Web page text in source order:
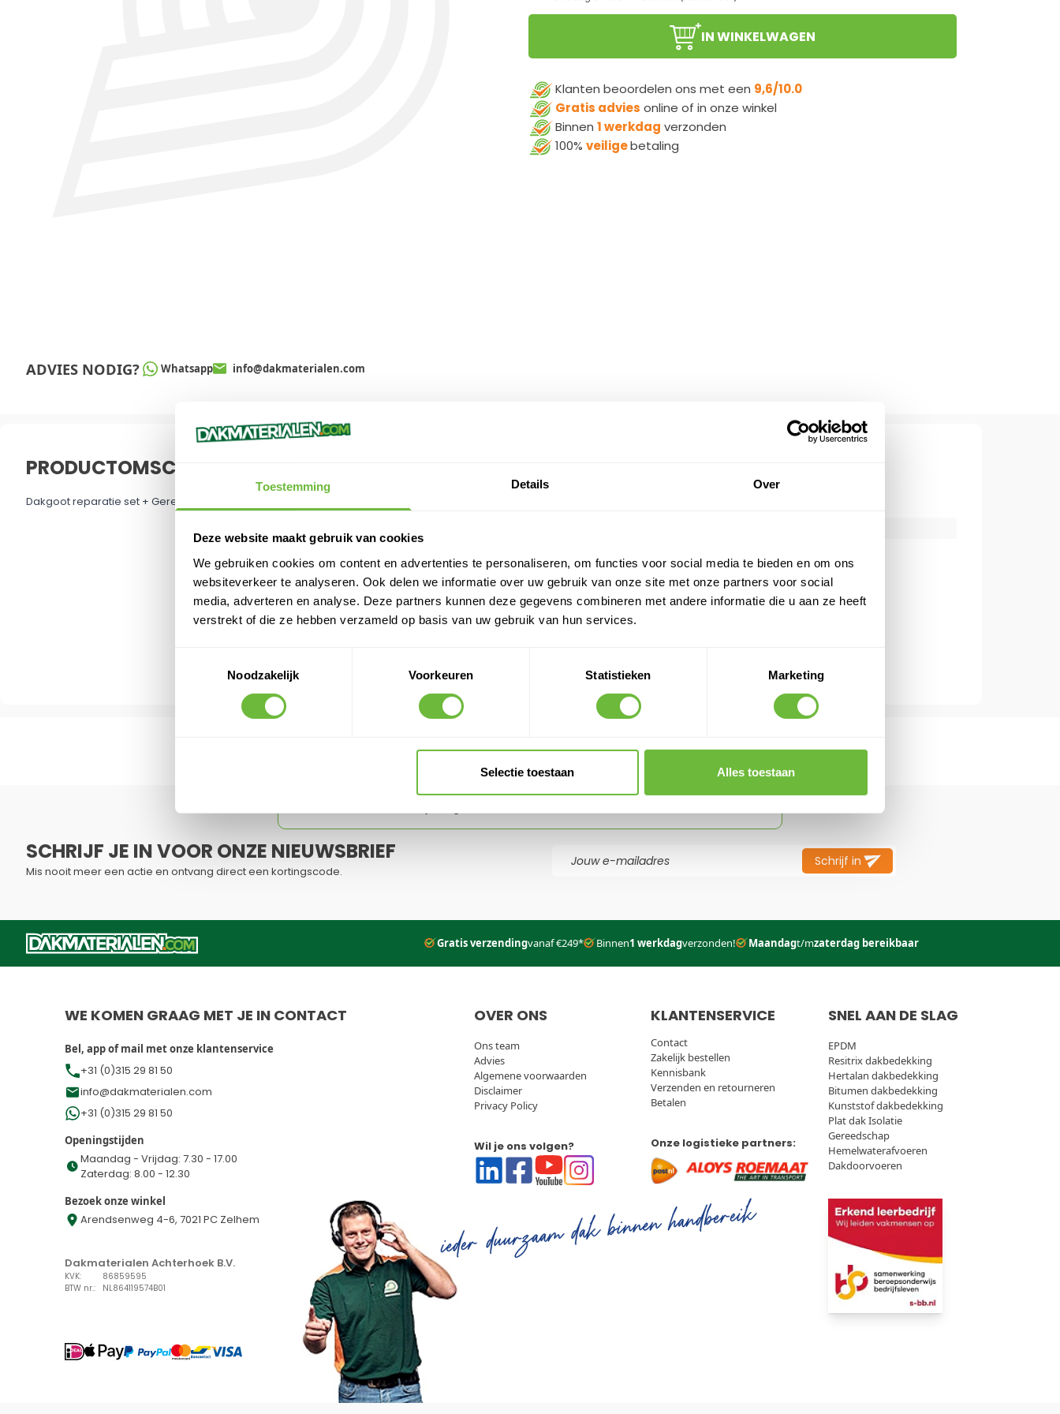
Toestemming Details Over
Deze website maakt gebruik van cookies
We gebruiken cookies om content en advertenties te personaliseren, om functies voor social media te bieden en om ons
websiteverkeer te analyseren. Ook delen we informatie over uw gebruik van onze site met onze partners voor social
media, adverteren en analyse. Deze partners kunnen deze gegevens combineren met andere informatie die u aan ze heeft
verstrekt of die ze hebben verzameld op basis van uw gebruik van hun services.
Noodzakelijk
Voorkeuren Statistieken Marketing
Selectie toestaan Alles toestaan
ADVIES NODIG? Whatsapp info@dakmaterialen.com
IN WINKELWAGEN
Klanten beoordelen ons met een 9,6/10.0
Gratis advies online of in onze winkel
Binnen 1 werkdag verzonden
100% veiligebetaling
PRODUCT QUESTIONS
PRODUCTOMSCHRIJVING
Dakgoot reparatie set + Gereedschap
5% KORTINGOP JE VOLGENDE ORDER
Schrijf je in voor onze nieuwsbrief en ontvang direct een code voor 5% korting op
SCHRIJF JE IN VOOR ONZE NIEUWSBRIEF
Mis nooit meer een actie en ontvang direct een kortingscode.
Schrijf in
Gratis verzendingvanaf €249* Binnen1 werkdagverzonden! Maandagt/mzaterdag bereikbaar
WE KOMEN GRAAG MET JE IN CONTACT
Bel, app of mail met onze klantenservice
+31 (0)315 29 81 50
info@dakmaterialen.com
+31 (0)315 29 81 50
Openingstijden
Maandag - Vrijdag: 7.30 - 17.00
Zaterdag: 8.00 - 12.30
Bezoek onze winkel
Arendsenweg 4-6, 7021 PC Zelhem
Dakmaterialen Achterhoek B.V.
KVK:
86859595
BTW nr.:
NL864119574B01
OVER ONS
Ons team
Advies
Algemene voorwaarden
Disclaimer
Privacy Policy
Wil je ons volgen?
LinkedinFacebookYoutubeInstagram
KLANTENSERVICE
Contact
Zakelijk bestellen
Kennisbank
Verzenden en retourneren
Betalen
Onze logistieke partners:
SNEL AAN DE SLAG
EPDM
Resitrix dakbedekking
Hertalan dakbedekking
Bitumen dakbedekking
Kunststof dakbedekking
Plat dak Isolatie
Gereedschap
Hemelwaterafvoeren
Dakdoorvoeren